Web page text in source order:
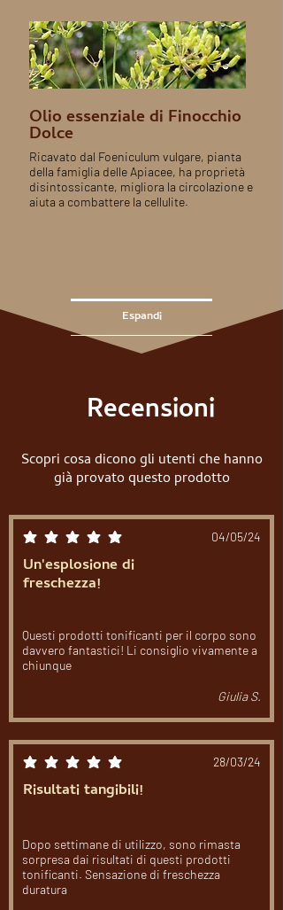
Olio essenziale di Finocchio
Dolce
Ricavato dal Foeniculum vulgare, pianta
della famiglia delle Apiacee, ha proprietà
disintossicante, migliora la circolazione e
aiuta a combattere la cellulite.
Espandi
Recensioni
Scopri cosa dicono gli utenti che hanno
già provato questo prodotto
la valutazione media è 5 su 5 04/05/24
Un'esplosione di
freschezza!
Questi prodotti tonificanti per il corpo sono
davvero fantastici! Li consiglio vivamente a
chiunque
Giulia S.
la valutazione media è 5 su 5 28/03/24
Risultati tangibili!
Dopo settimane di utilizzo, sono rimasta
sorpresa dai risultati di questi prodotti
tonificanti. Sensazione di freschezza
duratura